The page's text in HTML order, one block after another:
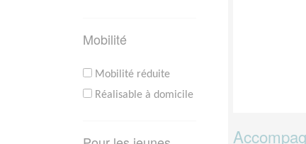
Mobilité
Mobilité réduite
Réalisable à domicile